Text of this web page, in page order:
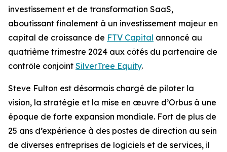
investissement et de transformation SaaS,
aboutissant finalement à un investissement majeur en
capital de croissance de FTV Capital annoncé au
quatrième trimestre 2024 aux côtés du partenaire de
contrôle conjoint SilverTree Equity.
Steve Fulton est désormais chargé de piloter la
vision, la stratégie et la mise en œuvre d’Orbus à une
époque de forte expansion mondiale. Fort de plus de
25 ans d’expérience à des postes de direction au sein
de diverses entreprises de logiciels et de services, il